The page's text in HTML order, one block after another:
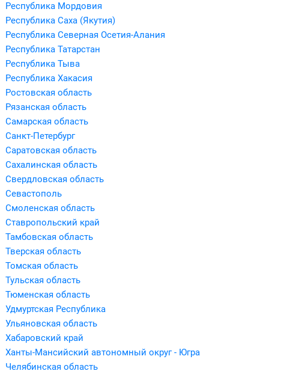
Республика Мордовия
Республика Саха (Якутия)
Республика Северная Осетия-Алания
Республика Татарстан
Республика Тыва
Республика Хакасия
Ростовская область
Рязанская область
Самарская область
Санкт-Петербург
Саратовская область
Сахалинская область
Свердловская область
Севастополь
Смоленская область
Ставропольский край
Тамбовская область
Тверская область
Томская область
Тульская область
Тюменская область
Удмуртская Республика
Ульяновская область
Хабаровский край
Ханты-Мансийский автономный округ - Югра
Челябинская область